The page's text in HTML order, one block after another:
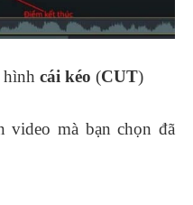
hình cái kéo (CUT)
video mà bạn chọn đã